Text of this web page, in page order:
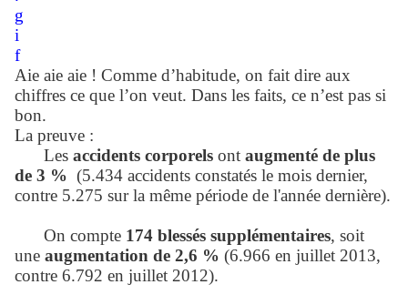
Aie aie aie ! Comme d’habitude, on fait dire aux
chiffres ce que l’on veut. Dans les faits, ce n’est pas si
bon.
La preuve :
Les accidents corporels ont augmenté de plus
de 3 % (5.434 accidents constatés le mois dernier,
contre 5.275 sur la même période de l'année dernière).
On compte 174 blessés supplémentaires, soit
une augmentation de 2,6 % (6.966 en juillet 2013,
contre 6.792 en juillet 2012).